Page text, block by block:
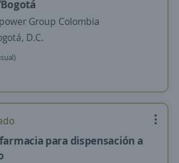
Group Colombia
D.C.
para dispensación a